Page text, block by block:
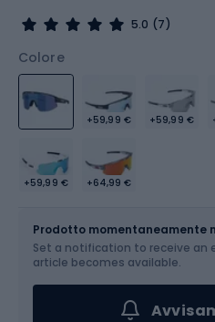
5.0 (7)
Colore
+59,99 € +59,99 €
+59,99 € +64,99 €
Prodotto momentaneamente
Set a notification to receive an
article becomes available.